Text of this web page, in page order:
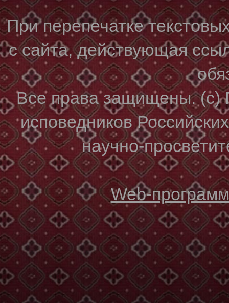
При перепечатке
с сайта, действующая
Все права защищены. (с)
исповедников
научно-
Web-